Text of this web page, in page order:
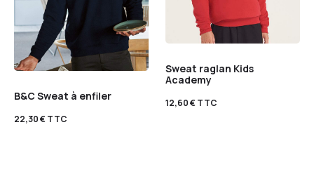
B&C Sweat à enfiler
22,30€TTC
Sweat raglan Kids
Academy
12,60€TTC